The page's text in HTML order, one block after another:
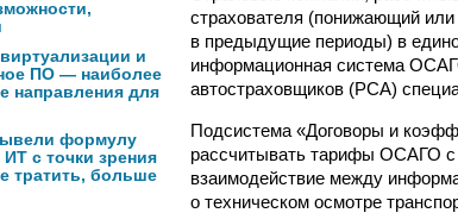
и
ПО — наиболее
направления для
формулу
с точки зрения
тратить, больше
страхователя (понижающий
в предыдущие периоды) в
информационная система
автостраховщиков (РСА)
Подсистема «Договоры и
рассчитывать тарифы ОСАГО с
взаимодействие между
о техническом осмотре